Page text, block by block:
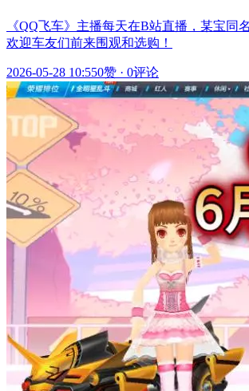
《QQ飞车》主播每天在B站直播，某宝同
欢迎车友们前来围观和选购！
2026-05-28 10:550赞 · 0评论